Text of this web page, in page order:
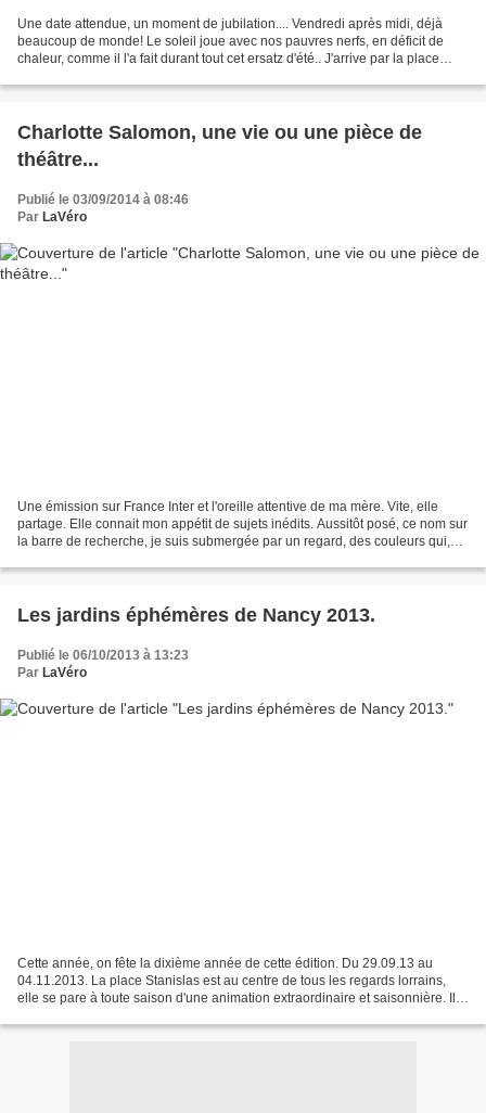
Une date attendue, un moment de jubilation.... Vendredi après midi, déjà
beaucoup de monde! Le soleil joue avec nos pauvres nerfs, en déficit de
chaleur, comme il l'a fait durant tout cet ersatz d'été.. J'arrive par la place
Charlotte Salomon, une vie ou une pièce de
théâtre...
Publié le 03/09/2014 à 08:46
Par LaVéro
Une émission sur France Inter et l'oreille attentive de ma mère. Vite, elle
partage. Elle connait mon appétit de sujets inédits. Aussitôt posé, ce nom sur
la barre de recherche, je suis submergée par un regard, des couleurs qui,
Les jardins éphémères de Nancy 2013.
Publié le 06/10/2013 à 13:23
Par LaVéro
Cette année, on fête la dixième année de cette édition. Du 29.09.13 au
04.11.2013. La place Stanislas est au centre de tous les regards lorrains,
elle se pare à toute saison d'une animation extraordinaire et saisonnière. Il